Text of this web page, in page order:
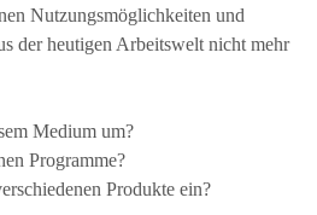
Nutzungsmöglichkeiten und
der heutigen Arbeitswelt nicht mehr
Medium um?
Programme?
Produkte ein?